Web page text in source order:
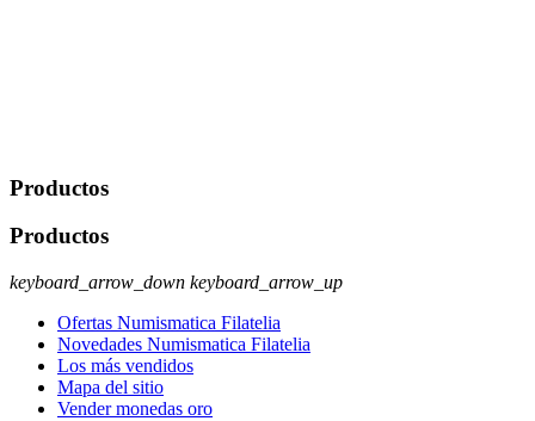
Productos
Productos
keyboard_arrow_down keyboard_arrow_up
Ofertas Numismatica Filatelia
Novedades Numismatica Filatelia
Los más vendidos
Mapa del sitio
Vender monedas oro